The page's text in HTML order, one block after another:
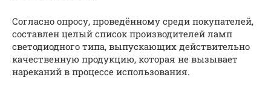
Согласно опросу, проведённому среди покупателей,
составлен целый список производителей ламп
светодиодного типа, выпускающих действительно
качественную продукцию, которая не вызывает
нареканий в процессе использования.